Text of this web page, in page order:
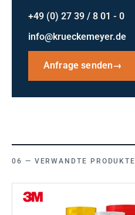
+49 (0) 27 39 / 8 01 - 0
info@krueckemeyer.de
Anfrage senden→
VERWANDTE PRODUKTE